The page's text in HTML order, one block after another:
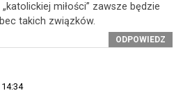
miłości” zawsze będzie
takich związków.
ODPOWIEDZ